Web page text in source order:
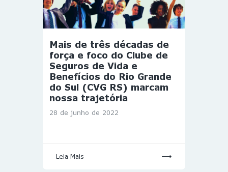
OURO
ST SUMMIT
GESTORAS
HOMEST
HOME
Mais de três décadas de
força e foco do Clube de
Seguros de Vida e
Benefícios do Rio Grande
do Sul (CVG RS) marcam
nossa trajetória
28 de junho de 2022
Leia Mais